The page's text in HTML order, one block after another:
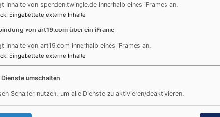
Abend für Ihren Hauskreis vor und wollen ein Thema
Medienstelle möchte Sie dabei unterstützen.
einemeOPAC-Katalog.
zwar noch nicht möglich, aber wir arbeiten daran.
Sie jetzt schon bequem von zu Hause Stöbern.
Inhalte von spenden.twingle.de innerhalb eines iFrames an.
: Eingebettete externe Inhalte
von art19.com über ein iFrame
Inhalte von art19.com innerhalb eines iFrames an.
: Eingebettete externe Inhalte
Dienste umschalten
Schalter nutzen, um alle Dienste zu aktivieren/deaktivieren.